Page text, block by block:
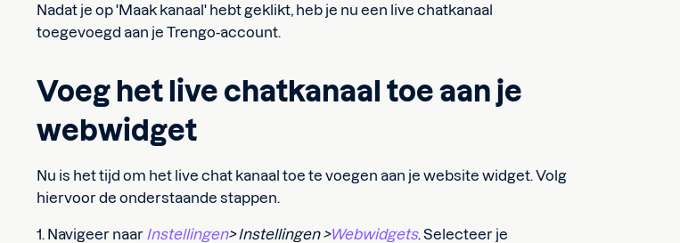
Nadat je op 'Maak kanaal' hebt geklikt, heb je nu een live chatkanaal
toegevoegd aan je Trengo-account.
Voeg het live chatkanaal toe aan je
webwidget
Nu is het tijd om het live chat kanaal toe te voegen aan je website widget. Volg
hiervoor de onderstaande stappen.
1. Navigeer naar Instellingen> Instellingen >Webwidgets. Selecteer je